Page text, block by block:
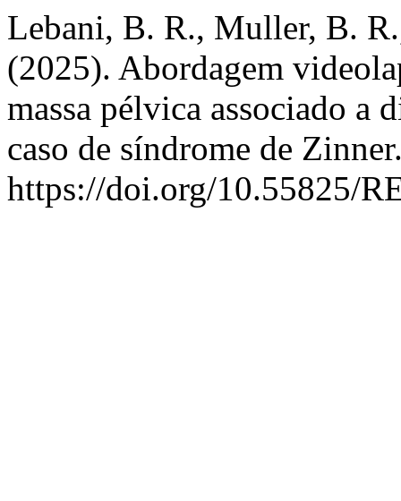
Lebani, B. R., Muller, B.
(2025). Abordagem
massa pélvica associado a
caso de síndrome de
https://doi.org/10.55825/